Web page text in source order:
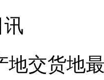
讯
地交货地